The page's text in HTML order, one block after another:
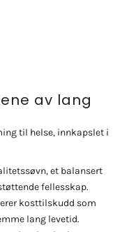
av lang
til helse, innkapslet i
et balansert
fellesskap.
kosttilskudd som
lang levetid.